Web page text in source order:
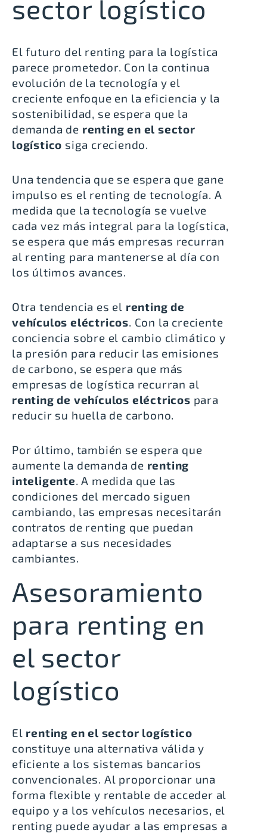
sector logístico
El futuro del renting para la logística
parece prometedor. Con la continua
evolución de la tecnología y el
creciente enfoque en la eficiencia y la
sostenibilidad, se espera que la
demanda de renting en el sector
logístico siga creciendo.
Una tendencia que se espera que gane
impulso es el renting de tecnología. A
medida que la tecnología se vuelve
cada vez más integral para la logística,
se espera que más empresas recurran
al renting para mantenerse al día con
los últimos avances.
Otra tendencia es el renting de
vehículos eléctricos. Con la creciente
conciencia sobre el cambio climático y
la presión para reducir las emisiones
de carbono, se espera que más
empresas de logística recurran al
renting de vehículos eléctricos para
reducir su huella de carbono.
Por último, también se espera que
aumente la demanda de renting
inteligente. A medida que las
condiciones del mercado siguen
cambiando, las empresas necesitarán
contratos de renting que puedan
adaptarse a sus necesidades
cambiantes.
Asesoramiento
para renting en
el sector
logístico
El renting en el sector logístico
constituye una alternativa válida y
eficiente a los sistemas bancarios
convencionales. Al proporcionar una
forma flexible y rentable de acceder al
equipo y a los vehículos necesarios, el
renting puede ayudar a las empresas a